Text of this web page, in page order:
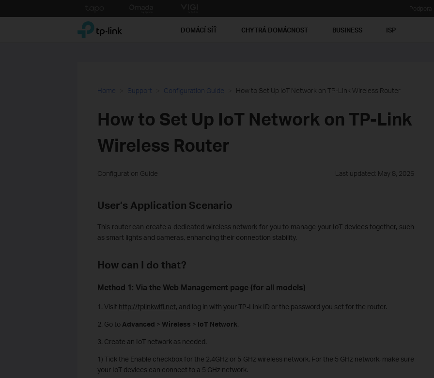
to
TP-Link, Reliably Smart DOMÁCÍ SÍŤ CHYTRÁ DOMÁCNOST BUSINESS ISP
Home Support Configuration Guide How to Set Up IoT Network on TP-Link Wireless Router
How to Set Up IoT Network on TP-Link
Wireless Router
Configuration Guide Last updated: May 8, 2026
User’s Application Scenario
This router can create a dedicated wireless network for you to manage your IoT devices together, such
as smart lights and cameras, enhancing their connection stability.
How can I do that?
Method 1: Via the Web Management page (for all models)
1. Visit http://tplinkwifi.net, and log in with your TP-Link ID or the password you set for the router.
2. Go to Advanced > Wireless > IoT Network.
3. Create an IoT network as needed.
1) Tick the Enable checkbox for the 2.4GHz or 5 GHz wireless network. For the 5 GHz network, make sure
your IoT devices can connect to a 5 GHz network.